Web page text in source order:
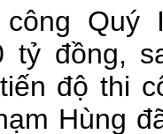
công Quý
tỷ đồng,
độ thi
Hùng